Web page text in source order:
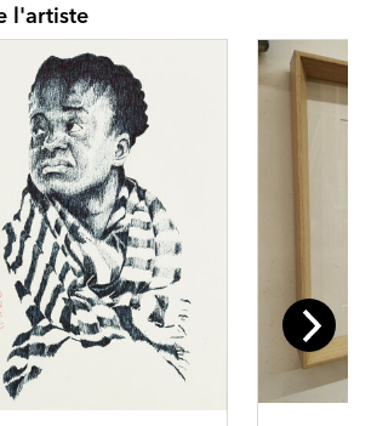
l'artiste